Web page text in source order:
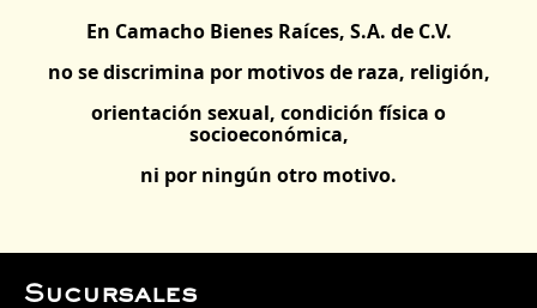
En Camacho Bienes Raíces, S.A. de C.V.
no se discrimina por motivos de raza, religión,
orientación sexual, condición física o
socioeconómica,
ni por ningún otro motivo.
Sucursales